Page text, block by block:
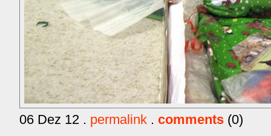
06 Dez 12 . permalink . comments (0)